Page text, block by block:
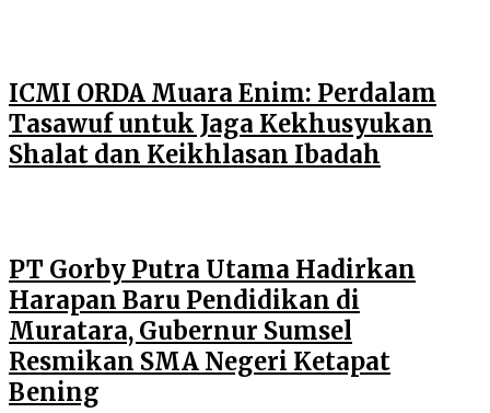
ICMI ORDA Muara Enim: Perdalam
Tasawuf untuk Jaga Kekhusyukan
Shalat dan Keikhlasan Ibadah
PT Gorby Putra Utama Hadirkan
Harapan Baru Pendidikan di
Muratara, Gubernur Sumsel
Resmikan SMA Negeri Ketapat
Bening